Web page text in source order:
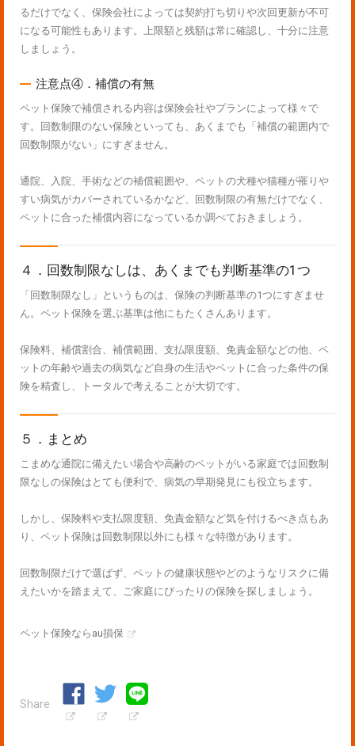
るだけでなく、保険会社によっては契約打ち切りや次回更新が不可
になる可能性もあります。上限額と残額は常に確認し、十分に注意
しましょう。
注意点④．補償の有無
ペット保険で補償される内容は保険会社やプランによって様々で
す。回数制限のない保険といっても、あくまでも「補償の範囲内で
回数制限がない」にすぎません。
通院、入院、手術などの補償範囲や、ペットの犬種や猫種が罹りや
すい病気がカバーされているかなど、回数制限の有無だけでなく、
ペットに合った補償内容になっているか調べておきましょう。
４．回数制限なしは、あくまでも判断基準の1つ
「回数制限なし」というものは、保険の判断基準の1つにすぎませ
ん。ペット保険を選ぶ基準は他にもたくさんあります。
保険料、補償割合、補償範囲、支払限度額、免責金額などの他、ペ
ットの年齢や過去の病気など自身の生活やペットに合った条件の保
険を精査し、トータルで考えることが大切です。
５．まとめ
こまめな通院に備えたい場合や高齢のペットがいる家庭では回数制
限なしの保険はとても便利で、病気の早期発見にも役立ちます。
しかし、保険料や支払限度額、免責金額など気を付けるべき点もあ
り、ペット保険は回数制限以外にも様々な特徴があります。
回数制限だけで選ばず、ペットの健康状態やどのようなリスクに備
えたいかを踏まえて、ご家庭にぴったりの保険を探しましょう。
ペット保険ならau損保
Share